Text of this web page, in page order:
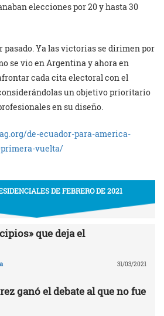
elecciones por 20 y hasta 30
pasado. Ya las victorias se dirimen por
se vio en Argentina y ahora en
cada cita electoral con el
un objetivo prioritario
en su diseño.
de-ecuador-para-america-
vuelta/
DE FEBRERO DE 2021
que deja el
31/03/2021
ganó el debate al que no fue